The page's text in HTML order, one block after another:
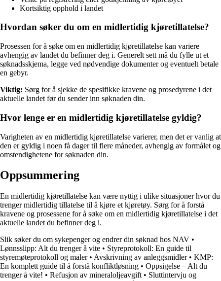
Kortsiktig opphold i landet
Hvordan søker du om en midlertidig kjøretillatelse?
Prosessen for å søke om en midlertidig kjøretillatelse kan variere
avhengig av landet du befinner deg i. Generelt sett må du fylle ut et
søknadsskjema, legge ved nødvendige dokumenter og eventuelt betale
en gebyr.
Viktig: Sørg for å sjekke de spesifikke kravene og prosedyrene i det
aktuelle landet før du sender inn søknaden din.
Hvor lenge er en midlertidig kjøretillatelse gyldig?
Varigheten av en midlertidig kjøretillatelse varierer, men det er vanlig at
den er gyldig i noen få dager til flere måneder, avhengig av formålet og
omstendighetene for søknaden din.
Oppsummering
En midlertidig kjøretillatelse kan være nyttig i ulike situasjoner hvor du
trenger midlertidig tillatelse til å kjøre et kjøretøy. Sørg for å forstå
kravene og prosessene for å søke om en midlertidig kjøretillatelse i det
aktuelle landet du befinner deg i.
Slik søker du om sykepenger og endrer din søknad hos NAV •
Lønnsslipp: Alt du trenger å vite • Styreprotokoll: En guide til
styremøteprotokoll og maler• Avskrivning av anleggsmidler• KMP:
En komplett guide til å forstå konfliktløsning • Oppsigelse – Alt du
trenger å vite! • Refusjon av mineraloljeavgift • Sluttintervju og